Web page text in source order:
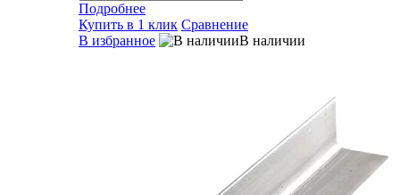
Подробнее
Купить в 1 клик Сравнение
В избранное
В наличии